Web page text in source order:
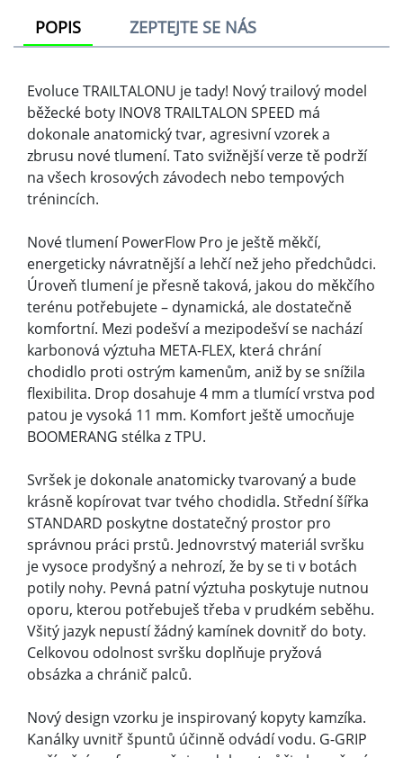
chodidlo proti ostrým kamenům, aniž by se snížila
flexibilita. Drop dosahuje 4 mm a tlumící vrstva pod
BOOMERANG stélka z TPU.
Svršek je dokonale anatomicky tvarovaný a bude
krásně kopírovat tvar tvého chodidla. Střední šířka
STANDARD poskytne dostatečný prostor pro
správnou práci prstů. Jednovrstvý materiál svršku
potily nohy. Pevná patní výztuha poskytuje nutnou
oporu, kterou potřebuješ třeba v prudkém seběhu.
Všitý jazyk nepustí žádný kamínek dovnitř do boty.
Celkovou odolnost svršku doplňuje pryžová
obsázka a chránič palců.
Nový design vzorku je inspirovaný kopyty kamzíka.
Kanálky uvnitř špuntů účinně odvádí vodu. G-GRIP
s příměsí grafenu zvyšuje odolnost vůči obroušení
a celkovou přilnavost.
Měkký trail
Aktivita
Trailový běh
Horský běh
Šířka střední (3)
Drop 4 mm
Technologie
G-GRIP
PowerFlow Pro
Hmotnost
Výška tlumení v patě
11 mm
Výška tlumení ve špičce 7 mm
Výška vzorku
Sport Běh
LH24 LH24